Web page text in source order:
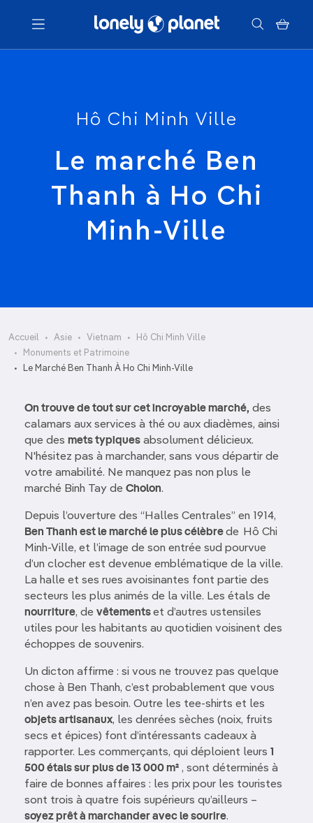
Menu
Votre recherche
Hô Chi Minh Ville
Le marché Ben
Thanh à Ho Chi
Minh-Ville
Accueil Asie Vietnam
Hô Chi Minh Ville
Monuments et Patrimoine
Le Marché Ben Thanh À Ho Chi Minh-Ville
On trouve de tout sur cet incroyable marché, des
calamars aux services à thé ou aux diadèmes, ainsi
que des mets typiques absolument délicieux.
N'hésitez pas à marchander, sans vous départir de
votre amabilité. Ne manquez pas non plus le
marché Binh Tay de Cholon.
Depuis l’ouverture des “Halles Centrales” en 1914,
Ben Thanh est le marché le plus célèbrede Hô Chi
Minh-Ville, et l’image de son entrée sud pourvue
d’un clocher est devenue emblématique de la ville.
La halle et ses rues avoisinantes font partie des
secteurs les plus animés de la ville. Les étals de
nourriture, de vêtementset d’autres ustensiles
utiles pour les habitants au quotidien voisinent des
échoppes de souvenirs.
Un dicton affirme : si vous ne trouvez pas quelque
chose à Ben Thanh, c’est probablement que vous
n’en avez pas besoin. Outre les tee-shirts et les
objets artisanaux, les denrées sèches (noix, fruits
secs et épices) font d’intéressants cadeaux à
rapporter. Les commerçants, qui déploient leurs 1
500 étals sur plus de 13 000 m² , sont déterminés à
faire de bonnes affaires : les prix pour les touristes
sont trois à quatre fois supérieurs qu’ailleurs –
soyez prêt à marchander avec le sourire.